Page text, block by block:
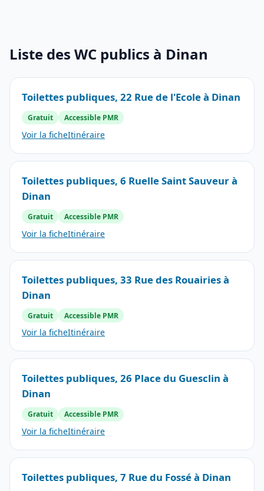
Liste des WC publics à Dinan
Toilettes publiques, 22 Rue de l'Ecole à Dinan
Gratuit Accessible PMR
Voir la ficheItinéraire
Toilettes publiques, 6 Ruelle Saint Sauveur à
Dinan
Gratuit Accessible PMR
Voir la ficheItinéraire
Toilettes publiques, 33 Rue des Rouairies à
Dinan
Gratuit Accessible PMR
Voir la ficheItinéraire
Toilettes publiques, 26 Place du Guesclin à
Dinan
Gratuit Accessible PMR
Voir la ficheItinéraire
Toilettes publiques, 7 Rue du Fossé à Dinan